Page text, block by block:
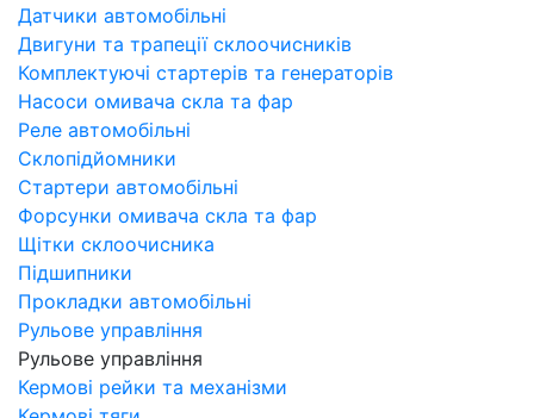
Датчики автомобільні
Двигуни та трапеції склоочисників
Комплектуючі стартерів та генераторів
Насоси омивача скла та фар
Реле автомобільні
Склопідйомники
Стартери автомобільні
Форсунки омивача скла та фар
Щітки склоочисника
Підшипники
Прокладки автомобільні
Рульове управління
Рульове управління
Кермові рейки та механізми